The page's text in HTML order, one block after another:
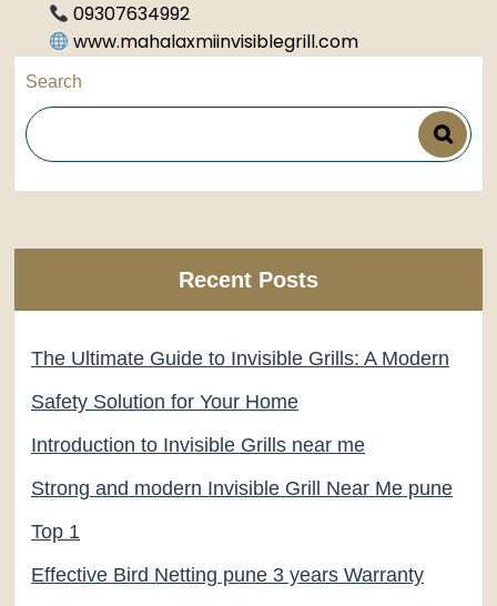
09307634992
www.mahalaxmiinvisiblegrill.com
Search
Recent Posts
The Ultimate Guide to Invisible Grills: A Modern
Safety Solution for Your Home
Introduction to Invisible Grills near me
Strong and modern Invisible Grill Near Me pune
Top 1
Effective Bird Netting pune 3 years Warranty